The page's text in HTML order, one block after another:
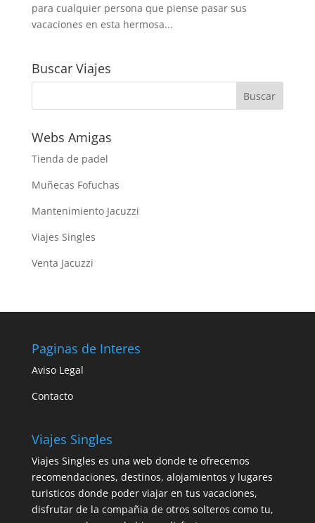
para cualquier persona que piense pasar sus
vacaciones en esta hermosa...
Buscar Viajes
Webs Amigas
Tienda de padel
Muñecas Fofuchas
Mantenimiento Jacuzzi
Viajes Singles
Venta Jacuzzi
Paginas de Interes
Aviso Legal
Contacto
Viajes Singles
Viajes Singles es una web donde te ofrecemos
recomendaciones, destinos, alojamientos y lugares
turisticos donde poder viajar en tus vacaciones,
disfrutar de la compañia de otros solteros como tu,